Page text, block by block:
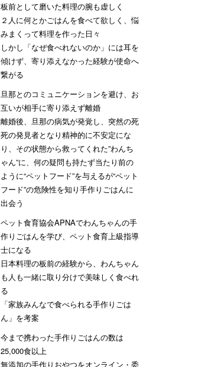
板前として磨いた料理の腕も虚しく
２人に何とかごはんを食べて欲しく、悩
みまくって料理を作った日々
しかし「なぜ食べれないのか」には耳を
傾けず、寄り添えなかった経験が使命へ
繋がる
旦那とのコミュニケーションを避け、お
互いが相手に寄り添えず離婚
離婚後、旦那の病気が発覚し、突然の死
死の発見者となり精神的に不安定にな
り、その状態から救ってくれた”わんち
ゃん”に、何の疑問も持たず当たり前の
ように“ペットフード”を与えるが“ペット
フード”の危険性を知り手作りごはんに
出会う
ペット食育協会APNAでわんちゃんの手
作りごはんを学び、ペット食育上級指導
士になる
日本料理の板前の経験から、わんちゃん
も人も一緒に取り分けで美味しく食べれ
る
「家族みんなで食べられる手作りごは
ん」を考案
今まで携わった手作りごはんの数は
25,000食以上
無添加の手作りおやつをオンライン・委